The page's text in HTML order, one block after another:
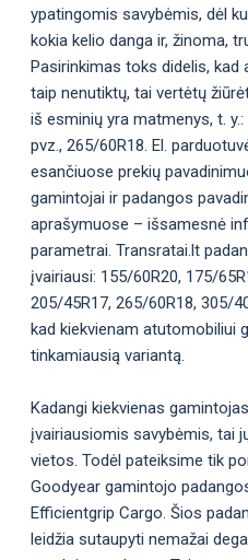
ypatingomis savybėmis, dėl
kokia kelio danga ir, žinoma,
Pasirinkimas toks didelis, kad
taip nenutiktų, tai vertėtų
iš esminių yra matmenys, t.
pvz., 265/60R18. El.
esančiuose prekių
gamintojai ir padangos
aprašymuose – išsamesnė
parametrai. Transratai.lt
įvairiausi: 155/60R20, 175/
205/45R17, 265/60R18, 305/
kad kiekvienam atutomobiliui
tinkamiausią variantą.
Kadangi kiekvienas
įvairiausiomis savybėmis, tai
vietos. Todėl pateiksime tik
Goodyear gamintojo
Efficientgrip Cargo. Šios
leidžia sutaupyti nemažai